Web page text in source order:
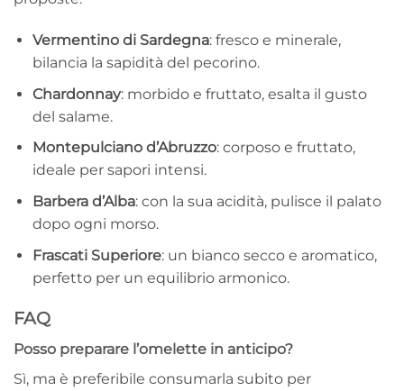
Vermentino di Sardegna: fresco e minerale,
bilancia la sapidità del pecorino.
Chardonnay: morbido e fruttato, esalta il gusto
del salame.
Montepulciano d’Abruzzo: corposo e fruttato,
ideale per sapori intensi.
Barbera d’Alba: con la sua acidità, pulisce il palato
dopo ogni morso.
Frascati Superiore: un bianco secco e aromatico,
perfetto per un equilibrio armonico.
FAQ
Posso preparare l’omelette in anticipo?
Sì, ma è preferibile consumarla subito per